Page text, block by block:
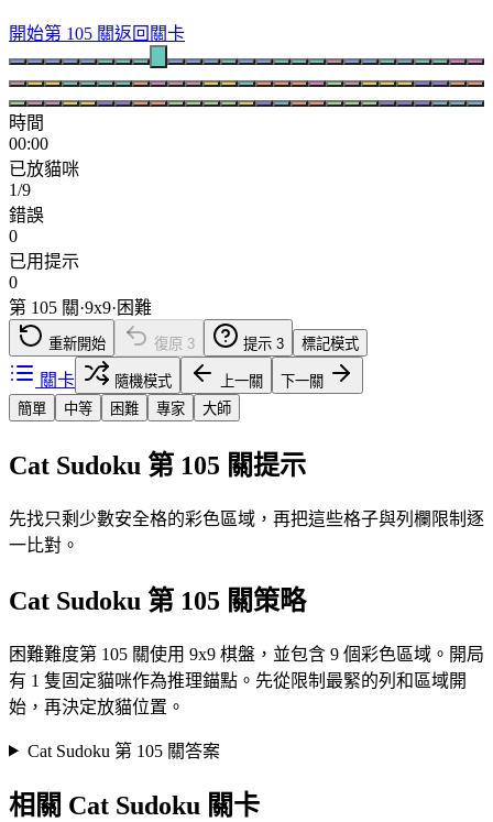
開始第 105 關返回關卡
時間
00:00
已放貓咪
1/9
錯誤
0
已用提示
0
第 105 關·9x9· 困難
重新開始 復原 3 提示 3 標記模式
關卡 隨機模式 上一關
下一關
簡單
中等 困難 專家 大師
Cat Sudoku 第 105 關提示
先找只剩少數安全格的彩色區域，再把這些格子與列欄限制逐
一比對。
Cat Sudoku 第 105 關策略
困難難度第 105 關使用 9x9 棋盤，並包含 9 個彩色區域。開局
有 1 隻固定貓咪作為推理錨點。先從限制最緊的列和區域開
始，再決定放貓位置。
Cat Sudoku 第 105 關答案
相關 Cat Sudoku 關卡